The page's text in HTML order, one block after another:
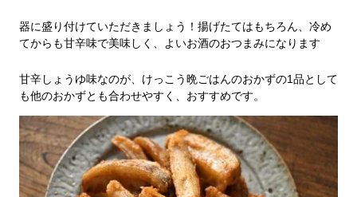
器に盛り付けていただきましょう！揚げたてはもちろん、冷め
てからも甘辛味で美味しく、よいお酒のおつまみになります
甘辛しょうゆ味なのが、けっこう晩ごはんのおかずの1品として
も他のおかずとも合わせやすく、おすすめです。